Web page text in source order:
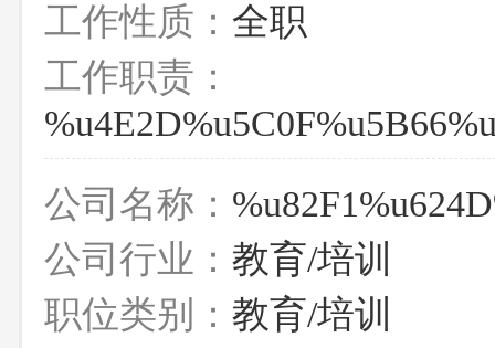
工作性质： 全职
工作职责：
公司名称：
公司行业： 教育/培训
职位类别： 教育/培训